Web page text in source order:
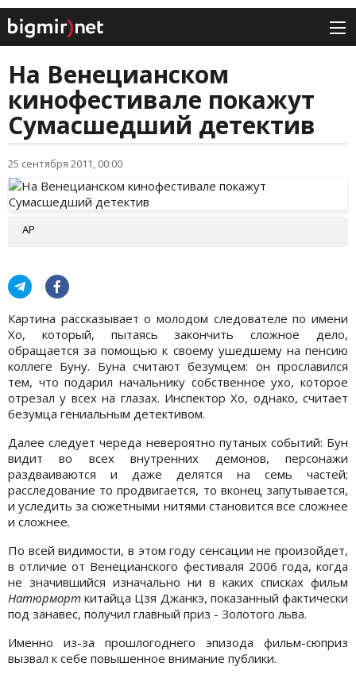
На Венецианском
кинофестивале покажут
Сумасшедший детектив
25 сентября 2011, 00:00
AP
Картина рассказывает о молодом следователе по имени
Хо, который, пытаясь закончить сложное дело,
обращается за помощью к своему ушедшему на пенсию
коллеге Буну. Буна считают безумцем: он прославился
тем, что подарил начальнику собственное ухо, которое
отрезал у всех на глазах. Инспектор Хо, однако, считает
безумца гениальным детективом.
Далее следует череда невероятно путаных событий: Бун
видит во всех внутренних демонов, персонажи
раздваиваются и даже делятся на семь частей;
расследование то продвигается, то вконец запутывается,
и уследить за сюжетными нитями становится все сложнее
и сложнее.
По всей видимости, в этом году сенсации не произойдет,
в отличие от Венецианского фестиваля 2006 года, когда
не значившийся изначально ни в каких списках фильм
Натюрморткитайца Цзя Джанкэ, показанный фактически
под занавес, получил главный приз - Золотого льва.
Именно из-за прошлогоднего эпизода фильм-сюприз
вызвал к себе повышенное внимание публики.